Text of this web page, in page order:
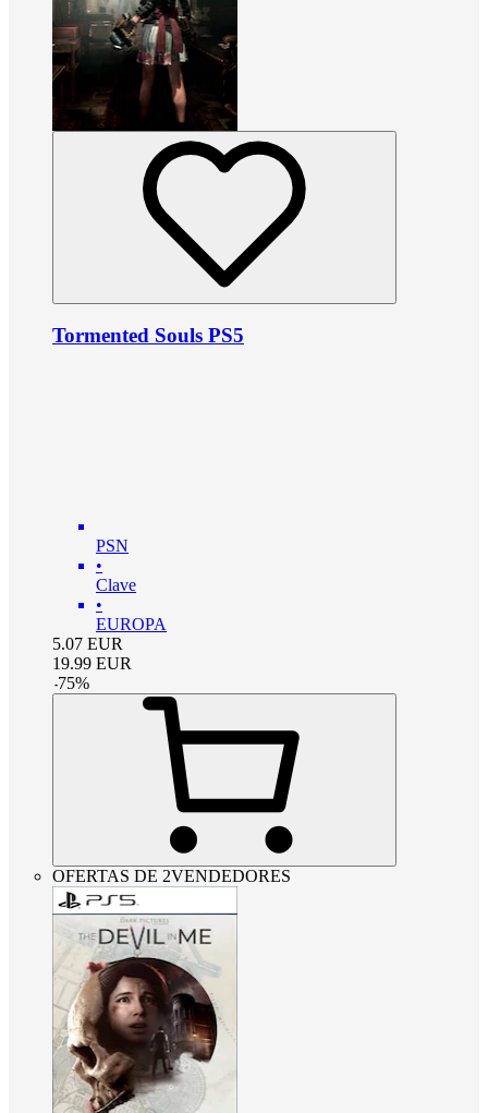
Tormented Souls PS5
PSN
•
Clave
•
EUROPA
5.07 EUR
19.99 EUR
-75%
OFERTAS DE 2VENDEDORES